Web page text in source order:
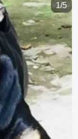
1/5
Next